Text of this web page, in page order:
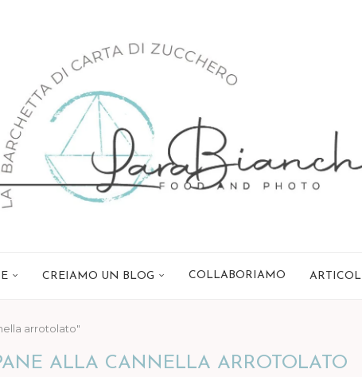
CREIAMO UN BLOG COLLABORIAMO ARTICOLI
arrotolato"
ALLA CANNELLA ARROTOLATO